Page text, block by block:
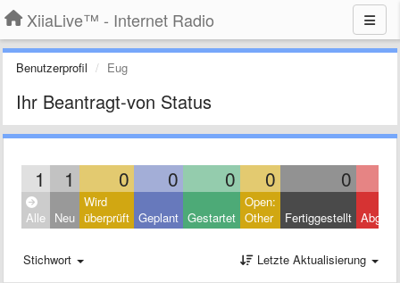
XiiaLive™ - Internet Radio
Benutzerprofil Eug
Ihr Beantragt-von Status
1 1 0 0 0 0 0
Alle Neu
Wird
überprüft Geplant Gestartet
Open:
Other
Fertiggestellt
Stichwort Letzte Aktualisierung